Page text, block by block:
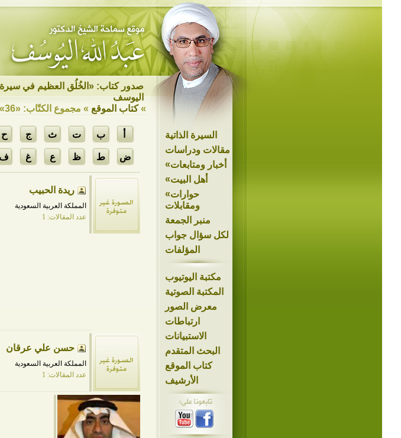
صدور كتاب: «الخُلُق العظيم في سيرة
اليوسف
السيرة الذاتية
مقالات ودراسات
»أخبار ومتابعات
»أهل البيت
»حوارات
ومقابلات
منبر الجمعة
لكل سؤال جواب
المؤلفات
مكتبة اليوتيوب
المكتبة الصوتية
معرض الصور
ارتباطات
الاستبيانات
البحث المتقدم
كتاب الموقع
الأرشيف
»كتاب الموقع » مجموع الكتّاب: «36»
أ ب ت ث ج ح
ض ط ظ ع غ
ريدة الحبيب
المملكة العربية السعودية
عدد المقالات: 1
حسن علي عرقان
المملكة العربية السعودية
عدد المقالات: 1